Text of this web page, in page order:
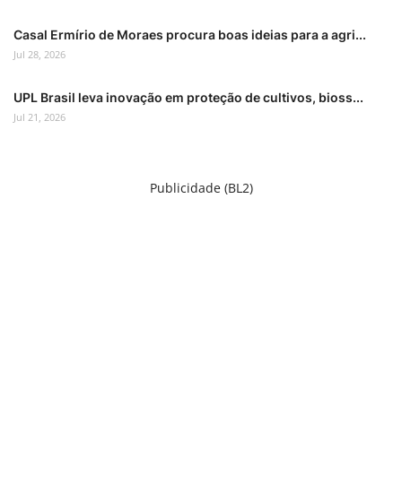
Casal Ermírio de Moraes procura boas ideias para a agri...
Jul 28, 2026
UPL Brasil leva inovação em proteção de cultivos, bioss...
Jul 21, 2026
Publicidade (BL2)